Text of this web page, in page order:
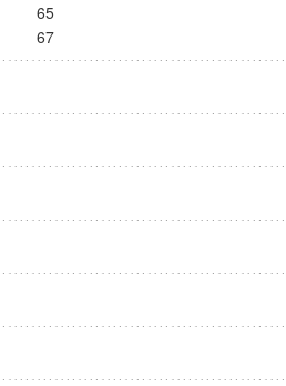
65
67